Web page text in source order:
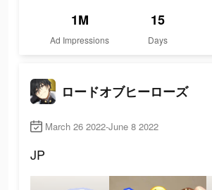
1M
Ad Impressions
15
Days
ロードオブヒーローズ
March 26 2022-June 8 2022
JP